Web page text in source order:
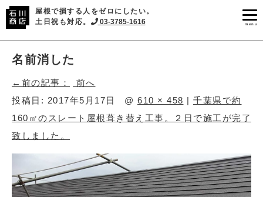
屋根で損する人をゼロにしたい。
土日祝も対応。
03-3785-1616 menu
名前消した
前へ
投稿日: 2017年5月17日 @ 610 × 458 | 千葉県で約
160㎡のスレート屋根葺き替え工事。２日で施工が完了
致しました。